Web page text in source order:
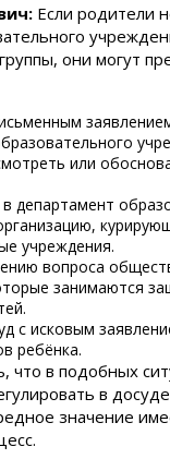
Если родители
они могут
или
департамент
учреждения.
вопроса
занимаются
с исковым
ребёнка.
что в подобных
в
значение